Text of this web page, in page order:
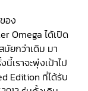
อง
Omega ได้เปิด
ยกว่าเดิม มา
เราจะพุ่งเป้าไป
Edition ที่ได้รับ